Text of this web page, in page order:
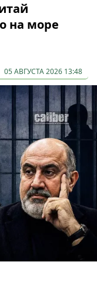
на море
05 АВГУСТА 2026 13:48